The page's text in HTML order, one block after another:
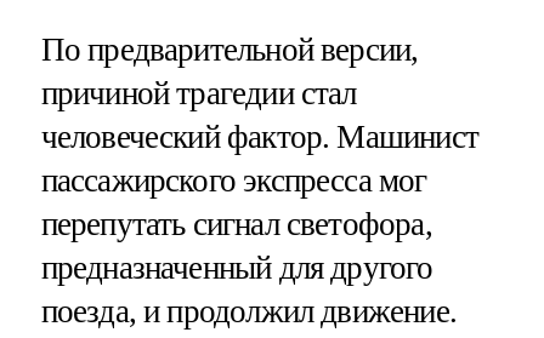
По предварительной версии,
причиной трагедии стал
человеческий фактор. Машинист
пассажирского экспресса мог
перепутать сигнал светофора,
предназначенный для другого
поезда, и продолжил движение.